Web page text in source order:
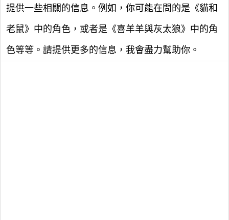
提供一些相關的信息。例如，你可能在問的是《貓和
老鼠》中的角色，或者是《喜羊羊與灰太狼》中的角
色等等。請提供更多的信息，我會盡力幫助你。